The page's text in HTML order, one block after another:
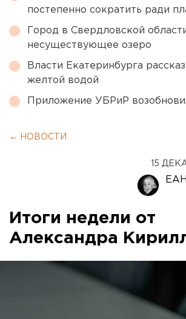
постепенно сократить ради
Город в Свердловской
несуществующее озеро
Власти Екатеринбурга
желтой водой
Приложение УБРиР
← НОВОСТИ
15
Итоги недели от
Александра